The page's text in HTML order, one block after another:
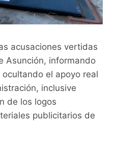
acusaciones vertidas
Asunción, informando
el apoyo real
inclusive
de los logos
publicitarios de